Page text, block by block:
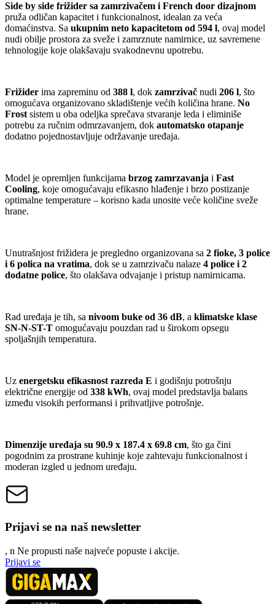
Side by side frižider sa zamrzivačem i French door dizajnom
pruža odličan kapacitet i funkcionalnost, idealan za veća
domaćinstva. Sa ukupnim neto kapacitetom od 594 l, ovaj model
nudi obilje prostora za sveže i zamrznute namirnice, uz savremene
tehnologije koje olakšavaju svakodnevnu upotrebu.
Frižider ima zapreminu od 388 l, dok zamrzivač nudi 206 l, što
omogućava organizovano skladištenje većih količina hrane. No
Frost sistem u oba odeljka sprečava stvaranje leda i eliminiše
potrebu za ručnim odmrzavanjem, dok automatsko otapanje
dodatno pojednostavljuje održavanje uređaja.
Model je opremljen funkcijama brzog zamrzavanja i Fast
Cooling, koje omogućavaju efikasno hlađenje i brzo postizanje
optimalne temperature – korisno kada unosite veće količine sveže
hrane.
Unutrašnjost frižidera je pregledno organizovana sa 2 fioke, 3 police
i 6 polica na vratima, dok se u zamrzivaču nalaze 4 police i 2
dodatne police, što olakšava odvajanje i pristup namirnicama.
Rad uređaja je tih, sa nivoom buke od 36 dB, a klimatske klase
SN-N-ST-T omogućavaju pouzdan rad u širokom opsegu
spoljašnjih temperatura.
Uz energetsku efikasnost razreda E i godišnju potrošnju
električne energije od 338 kWh, ovaj model predstavlja balans
između visokih performansi i prihvatljive potrošnje.
Dimenzije uređaja su 90.9 x 187.4 x 69.8 cm, što ga čini
pogodnim za prostrane kuhinje koje zahtevaju funkcionalnost i
moderan izgled u jednom uređaju.
Prijavi se na naš newsletter
, n Ne propusti naše najveće popuste i akcije.
Prijavi se